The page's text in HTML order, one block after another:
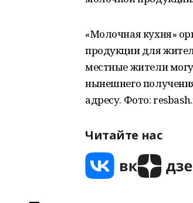
«Молочная кухня»
продукции для
местные жители
нынешнего
адресу. Фото:
Читайте нас